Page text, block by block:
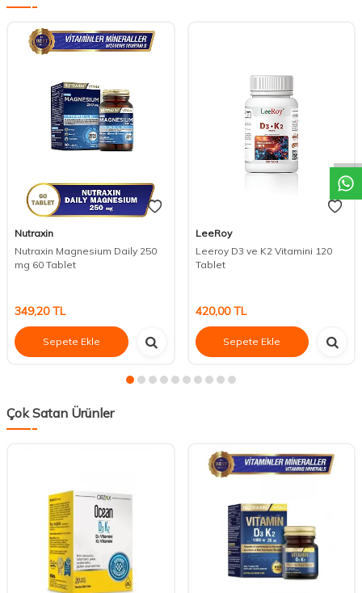
Nutraxin
Nutraxin Magnesium Daily 250
mg 60 Tablet
349,20TL
Sepete Ekle
LeeRoy
Leeroy D3 ve K2 Vitamini 120
Tablet
420,00TL
Sepete Ekle
Çok Satan Ürünler